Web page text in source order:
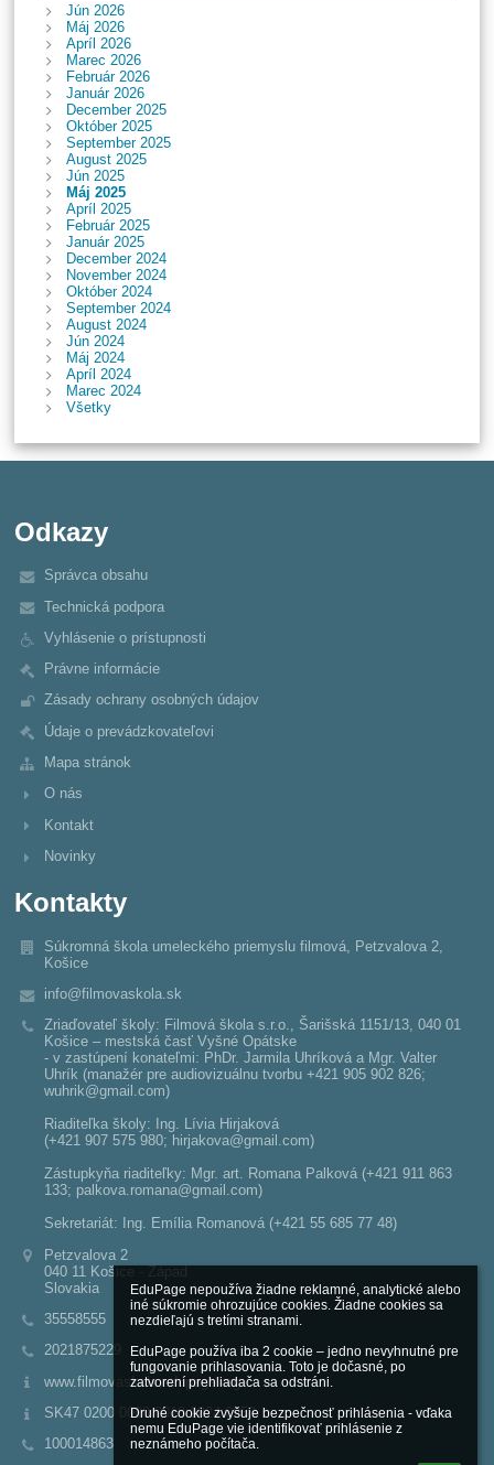
EduPage nepoužíva žiadne reklamné, analytické alebo
iné súkromie ohrozujúce cookies. Žiadne cookies sa
nezdieľajú s tretími stranami.
EduPage používa iba 2 cookie – jedno nevyhnutné pre
fungovanie prihlasovania. Toto je dočasné, po
zatvorení prehliadača sa odstráni.
Druhé cookie zvyšuje bezpečnosť prihlásenia - vďaka
nemu EduPage vie identifikovať prihlásenie z
neznámeho počítača.
Jún 2026
Máj 2026
Apríl 2026
Marec 2026
Február 2026
Január 2026
December 2025
Október 2025
September 2025
August 2025
Jún 2025
Máj 2025
Apríl 2025
Február 2025
Január 2025
December 2024
November 2024
Október 2024
September 2024
August 2024
Jún 2024
Máj 2024
Apríl 2024
Marec 2024
Všetky
Odkazy
Správca obsahu
Technická podpora
Vyhlásenie o prístupnosti
Právne informácie
Zásady ochrany osobných údajov
Údaje o prevádzkovateľovi
Mapa stránok
O nás
Kontakt
Novinky
Kontakty
Súkromná škola umeleckého priemyslu filmová, Petzvalova 2,
Košice
info@filmovaskola.sk
Zriaďovateľ školy: Filmová škola s.r.o., Šarišská 1151/13, 040 01
Košice – mestská časť Vyšné Opátske
- v zastúpení konateľmi: PhDr. Jarmila Uhríková a Mgr. Valter
Uhrík (manažér pre audiovizuálnu tvorbu +421 905 902 826;
wuhrik@gmail.com)
Riaditeľka školy: Ing. Lívia Hirjaková
(+421 907 575 980; hirjakova@gmail.com)
Zástupkyňa riaditeľky: Mgr. art. Romana Palková (+421 911 863
133; palkova.romana@gmail.com)
Sekretariát: Ing. Emília Romanová (+421 55 685 77 48)
Petzvalova 2
040 11 Košice - Západ
Slovakia
35558555
2021875229
www.filmovaskola.edupage.org
SK47 0200 0000 0018 2824 6953
100014863